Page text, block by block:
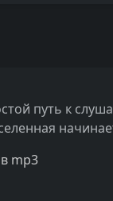
путь к
mp3